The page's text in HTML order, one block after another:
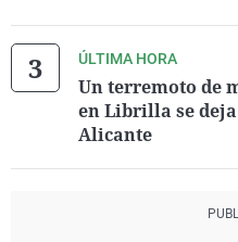
ÚLTIMA HORA
Un terremoto de
en Librilla se
Alicante